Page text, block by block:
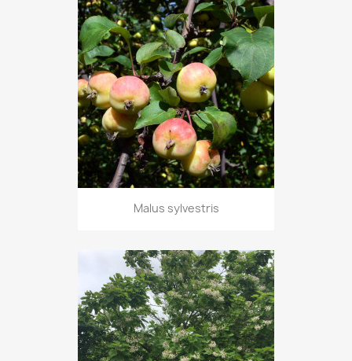
Malus sylvestris